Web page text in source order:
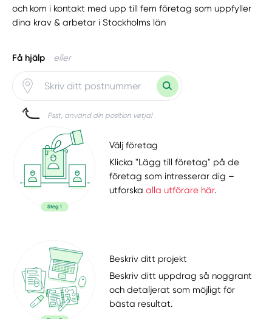
och kom i kontakt med upp till fem företag som uppfyller
dina krav & arbetar i Stockholms län
Få hjälp eller
Psst, använd din position vetja!
Välj företag
Klicka "Lägg till företag" på de
företag som intresserar dig –
utforskaalla utförare här.
Beskriv ditt projekt
Beskriv ditt uppdrag så noggrant
och detaljerat som möjligt för
bästa resultat.